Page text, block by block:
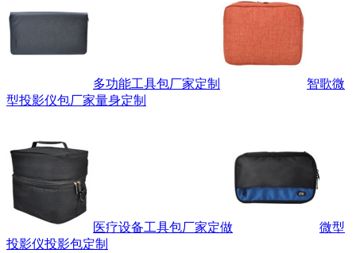
多功能工具包厂家定制
智歌微
型投影仪包厂家量身定制
医疗设备工具包厂家定做
微型
投影仪投影包定制